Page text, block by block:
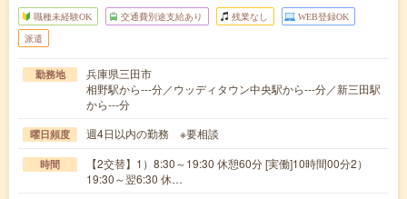
職種未経験OK 交通費別途支給あり 残業なし WEB登録OK
派遣
勤務地
兵庫県三田市
相野駅から---分／ウッディタウン中央駅から---分／新三田駅
から---分
曜日頻度 週4日以内の勤務 ※要相談
時間
【2交替】1）8:30～19:30 休憩60分 [実働]10時間00分2）
19:30～翌6:30 休…